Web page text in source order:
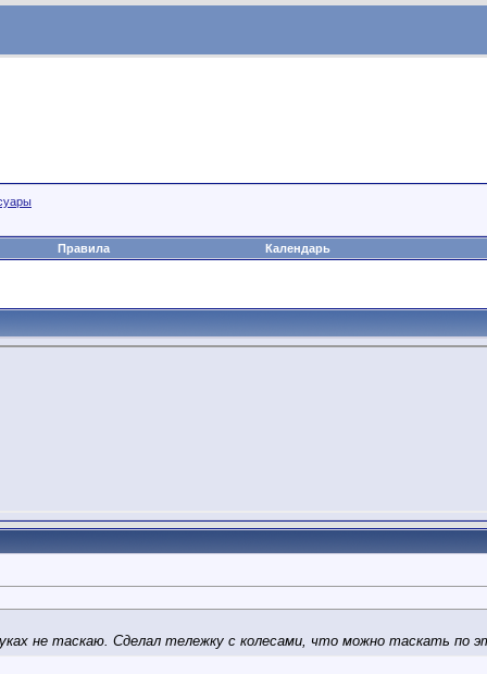
Правила Календарь
не таскаю. Сделал тележку с колесами, что можно таскать по